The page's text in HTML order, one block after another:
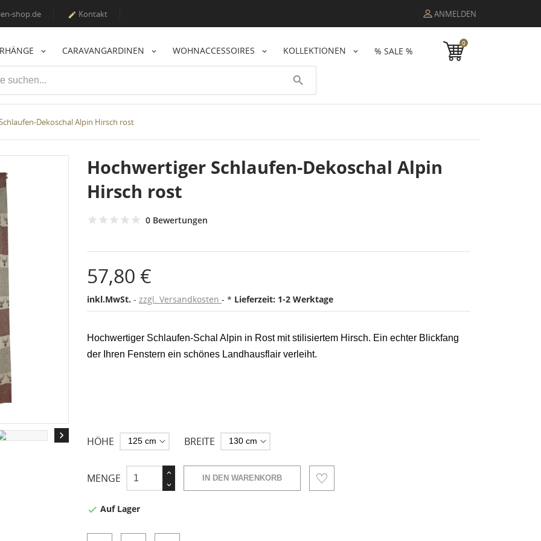
shop.de  Kontakt ANMELDEN
CARAVANGARDINEN WOHNACCESSOIRES KOLLEKTIONEN % SALE %
0
search
Dekoschal Alpin Hirsch rost

Hochwertiger Schlaufen-Dekoschal Alpin
Hirsch rost
0 Bewertungen
57,80 €
inkl.MwSt. zzgl. Versandkosten * Lieferzeit: 1-2 Werktage
Hochwertiger Schlaufen-Schal Alpin in Rost mit stilisiertem Hirsch. Ein echter Blickfang
der Ihren Fenstern ein schönes Landhausflair verleiht.
HÖHE BREITE
MENGE IN DEN WARENKORB
 Auf Lager